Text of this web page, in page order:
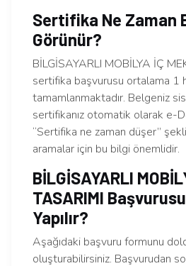
Sertifika Ne Zaman
Görünür?
BİLGİSAYARLI MOBİLYA İÇ
sertifika başvurusu ortalama 1
tamamlanmaktadır. Belgeniz
sertifikanız otomatik olarak e-
“Sertifika ne zaman düşer”
aramalar için bu bilgi önemlidir.
BİLGİSAYARLI
TASARIMI
Yapılır?
Aşağıdaki başvuru formunu
oluşturabilirsiniz. Başvurudan